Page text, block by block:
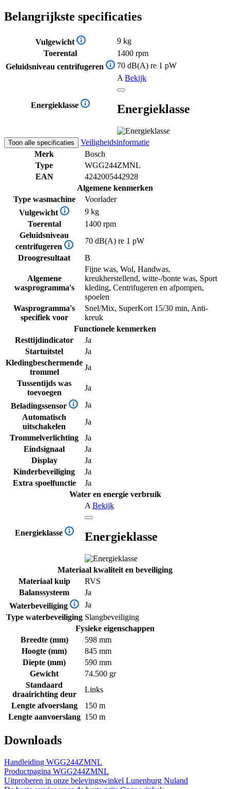
Belangrijkste specificaties
Vulgewicht
9 kg
Toerental
1400 rpm
Geluidsniveau centrifugeren
70 dB(A) re 1 pW
Energieklasse
A Bekijk
Energieklasse
Toon alle specificaties
Veiligheidsinformatie
Merk
Bosch
Type
WGG244ZMNL
EAN
4242005442928
Algemene kenmerken
Type wasmachine
Voorlader
Vulgewicht
9 kg
Toerental
1400 rpm
Geluidsniveau
centrifugeren
70 dB(A) re 1 pW
Droogresultaat
B
Algemene
wasprogramma's
Fijne was, Wol, Handwas,
kreukherstellend, witte-/bonte was, Sport
kleding, Centrifugeren en afpompen,
spoelen
Wasprogramma's
specifiek voor
Snel/Mix, SuperKort 15/30 min, Anti-
kreuk
Functionele kenmerken
Resttijdindicator
Ja
Startuitstel
Ja
Kledingbeschermende
trommel
Ja
Tussentijds was
toevoegen
Ja
Beladingssensor
Ja
Automatisch
uitschakelen
Ja
Trommelverlichting
Ja
Eindsignaal
Ja
Display
Ja
Kinderbeveiliging
Ja
Extra spoelfunctie
Ja
Water en energie verbruik
Energieklasse
A Bekijk
Energieklasse
Materiaal kwaliteit en beveiliging
Materiaal kuip
RVS
Balanssysteem
Ja
Waterbeveiliging
Ja
Type waterbeveiliging Slangbeveiliging
Fysieke eigenschappen
Breedte (mm)
598 mm
Hoogte (mm)
845 mm
Diepte (mm)
590 mm
Gewicht
74.500 gr
Standaard
draairichting deur
Links
Lengte afvoerslang
150 m
Lengte aanvoerslang 150 m
Downloads
Handleiding WGG244ZMNL
Productpagina WGG244ZMNL
Uitproberen in onze belevingswinkel Lunenburg Nuland